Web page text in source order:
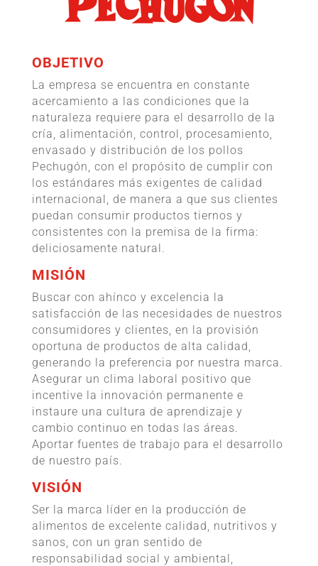
OBJETIVO
La empresa se encuentra en constante
acercamiento a las condiciones que la
naturaleza requiere para el desarrollo de la
cría, alimentación, control, procesamiento,
envasado y distribución de los pollos
Pechugón, con el propósito de cumplir con
los estándares más exigentes de calidad
internacional, de manera a que sus clientes
puedan consumir productos tiernos y
consistentes con la premisa de la firma:
deliciosamente natural.
MISIÓN
Buscar con ahínco y excelencia la
satisfacción de las necesidades de nuestros
consumidores y clientes, en la provisión
oportuna de productos de alta calidad,
generando la preferencia por nuestra marca.
Asegurar un clima laboral positivo que
incentive la innovación permanente e
instaure una cultura de aprendizaje y
cambio continuo en todas las áreas.
Aportar fuentes de trabajo para el desarrollo
de nuestro país.
VISIÓN
Ser la marca líder en la producción de
alimentos de excelente calidad, nutritivos y
sanos, con un gran sentido de
responsabilidad social y ambiental,